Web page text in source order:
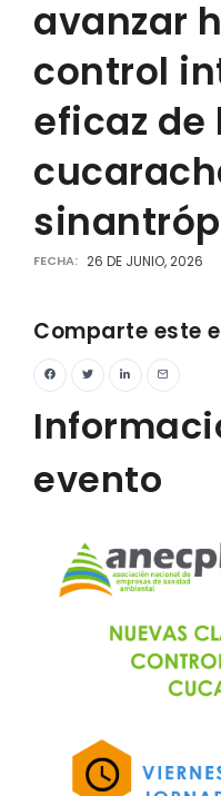
avanzar
control
eficaz de
FECHA: 26 DE JUNIO, 2026
Comparte este
evento